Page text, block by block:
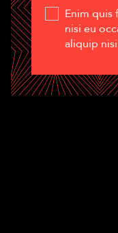
Enim
nisi eu
aliquip